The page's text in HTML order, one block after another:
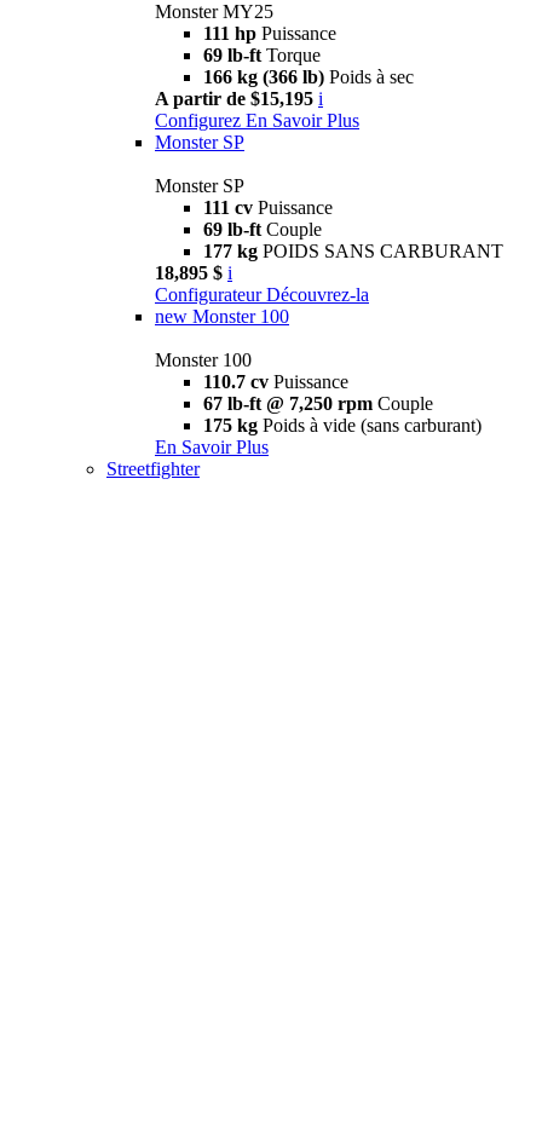
Monster MY25
111 hp Puissance
69 lb-ft Torque
166 kg (366 lb) Poids à sec
A partir de $15,195 i
Configurez En Savoir Plus
Monster SP
Monster SP
111 cv Puissance
69 lb-ft Couple
177 kg POIDS SANS CARBURANT
18,895 $ i
Configurateur Découvrez-la
new Monster 100
Monster 100
110.7 cv Puissance
67 lb-ft @ 7,250 rpm Couple
175 kg Poids à vide (sans carburant)
En Savoir Plus
Streetfighter